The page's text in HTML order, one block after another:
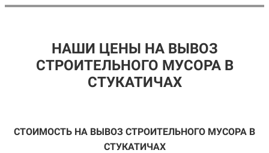
НАШИ ЦЕНЫ НА ВЫВОЗ
СТРОИТЕЛЬНОГО МУСОРА В
СТУКАТИЧАХ
СТОИМОСТЬ НА ВЫВОЗ СТРОИТЕЛЬНОГО МУСОРА В
СТУКАТИЧАХ